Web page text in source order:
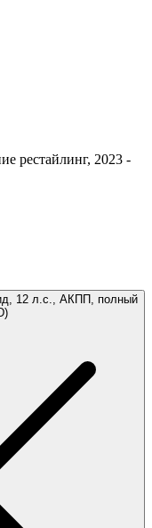
рестайлинг, 2023 -
12 л.с., АКПП, полный